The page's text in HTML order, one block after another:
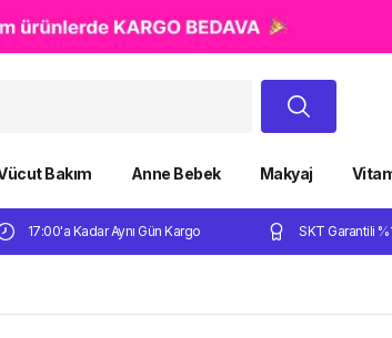
Bakım Anne Bebek Makyaj
17:00'a Kadar Aynı Gün Kargo SKT Garantili